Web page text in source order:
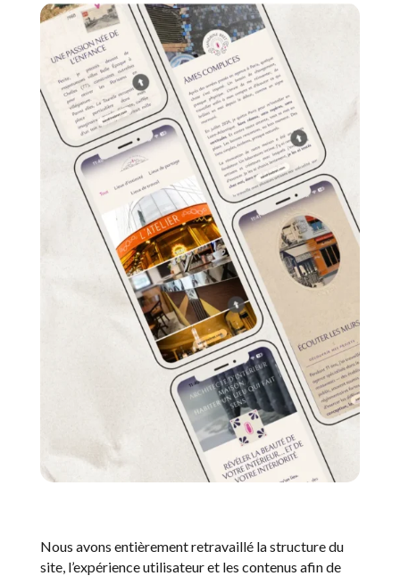
Nous avons entièrement retravaillé la structure du
site, l’expérience utilisateur et les contenus afin de